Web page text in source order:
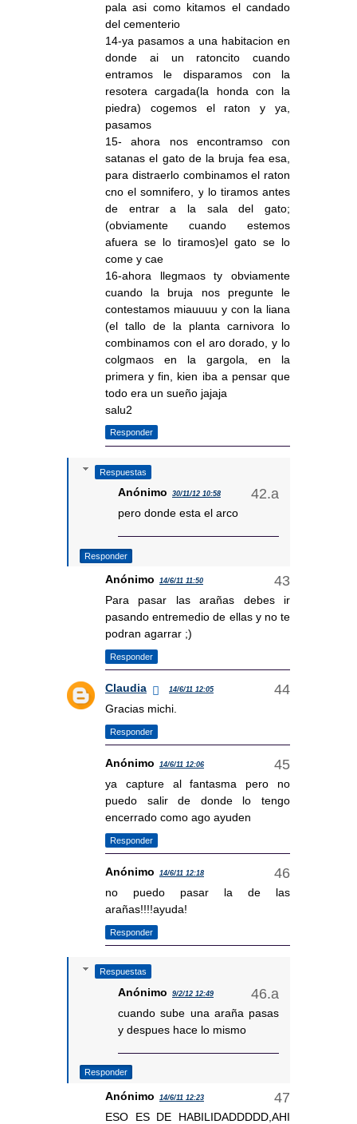
pala asi como kitamos el candado
del cementerio
14-ya pasamos a una habitacion en
donde ai un ratoncito cuando
entramos le disparamos con la
resotera cargada(la honda con la
piedra) cogemos el raton y ya,
pasamos
15- ahora nos encontramso con
satanas el gato de la bruja fea esa,
para distraerlo combinamos el raton
cno el somnifero, y lo tiramos antes
de entrar a la sala del gato;
(obviamente cuando estemos
afuera se lo tiramos)el gato se lo
come y cae
16-ahora llegmaos ty obviamente
cuando la bruja nos pregunte le
contestamos miauuuu y con la liana
(el tallo de la planta carnivora lo
combinamos con el aro dorado, y lo
colgmaos en la gargola, en la
primera y fin, kien iba a pensar que
todo era un sueño jajaja
salu2
Responder
Respuestas
Anónimo 30/11/12 10:58
pero donde esta el arco
Responder
Anónimo 14/6/11 11:50
Para pasar las arañas debes ir
pasando entremedio de ellas y no te
podran agarrar ;)
Responder
Claudia 14/6/11 12:05
Gracias michi.
Responder
Anónimo 14/6/11 12:06
ya capture al fantasma pero no
puedo salir de donde lo tengo
encerrado como ago ayuden
Responder
Anónimo 14/6/11 12:18
no puedo pasar la de las
arañas!!!!ayuda!
Responder
Respuestas
Anónimo 9/2/12 12:49
cuando sube una araña pasas
y despues hace lo mismo
Responder
Anónimo 14/6/11 12:23
ESO ES DE HABILIDADDDDD,AHI